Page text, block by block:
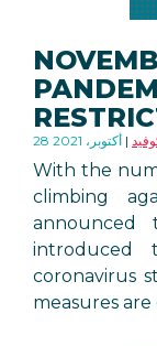
28 أكتوبر، 2021
With the
climbing
announced
coronavirus
measures